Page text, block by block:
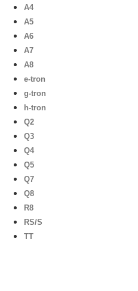
A4
A5
A6
A7
A8
e-tron
g-tron
h-tron
Q2
Q3
Q4
Q5
Q7
Q8
R8
RS/S
TT